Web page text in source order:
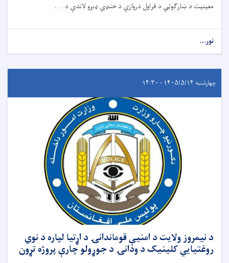
معینیت د ښارګوټي د قراول دروازې د خنډي ډبرو لاندې د . . .
نور...
چهارشنبه ۱۴۰۵/۵/۱۴ - ۱۴:۳۰
د نیمروز ولایت د امنیې قوماندانۍ د اړتیا لپاره د نوي
روغتیايي کلینیک د ودانۍ د جوړولو چارې پروژه تړون